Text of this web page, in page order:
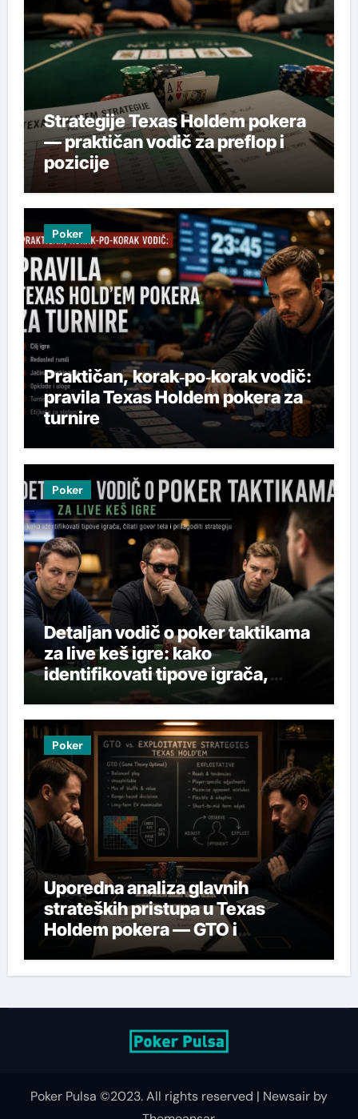
Strategije Texas Holdem pokera
— praktičan vodič za preflop i
pozicije
Poker
Praktičan, korak‑po‑korak vodič:
pravila Texas Holdem pokera za
turnire
Poker
Detaljan vodič o poker taktikama
za live keš igre: kako
identifikovati tipove igrača,
čitati govor tela i prilagoditi
strategiju
Poker
Uporedna analiza glavnih
strateških pristupa u Texas
Holdem pokera — GTO i
eksploatativne strategije
Poker Pulsa ©2023. All rights reserved | Newsair by